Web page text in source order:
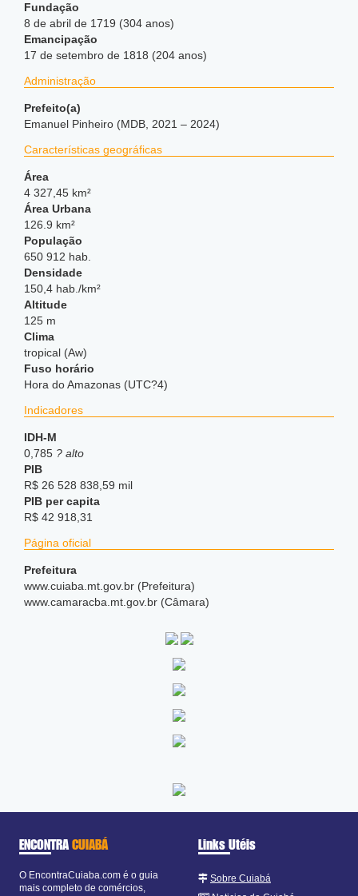
Fundação
8 de abril de 1719 (304 anos)
Emancipação
17 de setembro de 1818 (204 anos)
Administração
Prefeito(a)
Emanuel Pinheiro (MDB, 2021 – 2024)
Características geográficas
Área
4 327,45 km²
Área Urbana
126.9 km²
População
650 912 hab.
Densidade
150,4 hab./km²
Altitude
125 m
Clima
tropical (Aw)
Fuso horário
Hora do Amazonas (UTC?4)
Indicadores
IDH-M
0,785 ? alto
PIB
R$ 26 528 838,59 mil
PIB per capita
R$ 42 918,31
Página oficial
Prefeitura
www.cuiaba.mt.gov.br (Prefeitura)
www.camaracba.mt.gov.br (Câmara)
ENCONTRACUIABÁ
O EncontraCuiaba.com é o guia
mais completo de comércios,
Links Utéis
Sobre Cuiabá